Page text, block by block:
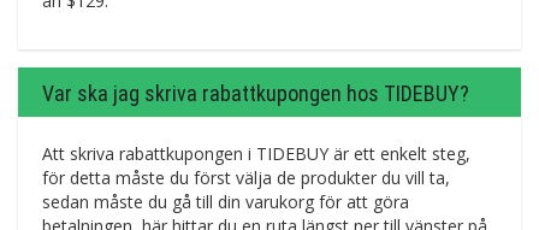
Var ska jag skriva rabattkupongen hos TIDEBUY?
Att skriva rabattkupongen i TIDEBUY är ett enkelt steg,
för detta måste du först välja de produkter du vill ta,
sedan måste du gå till din varukorg för att göra
betalningen, här hittar du en ruta längst ner till vänster på